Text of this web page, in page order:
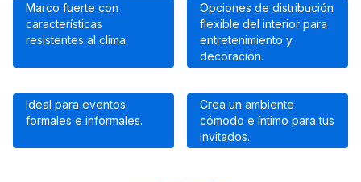
Marco fuerte con
características
resistentes al clima.
Opciones de distribución
flexible del interior para
entretenimiento y
decoración.
Ideal para eventos
formales e informales.
Crea un ambiente
cómodo e íntimo para tus
invitados.